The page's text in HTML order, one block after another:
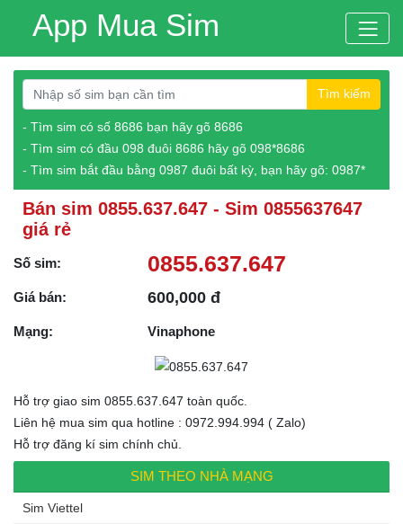
App Mua Sim
Tìm kiếm
- Tìm sim có số 8686 bạn hãy gõ 8686
- Tìm sim có đầu 098 đuôi 8686 hãy gõ 098*8686
- Tìm sim bắt đầu bằng 0987 đuôi bất kỳ, bạn hãy gõ: 0987*
Bán sim 0855.637.647 - Sim 0855637647
giá rẻ
Số sim: 0855.637.647
Giá bán: 600,000 đ
Mạng: Vinaphone
Hỗ trợ giao sim 0855.637.647 toàn quốc.
Liên hệ mua sim qua hotline : 0972.994.994 ( Zalo)
Hỗ trợ đăng kí sim chính chủ.
SIM THEO NHÀ MẠNG
Sim Viettel